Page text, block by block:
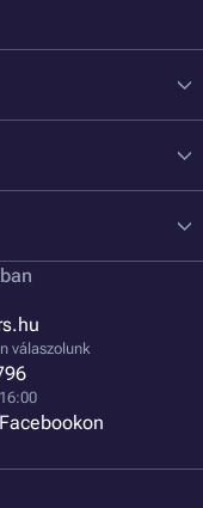
válaszolunk